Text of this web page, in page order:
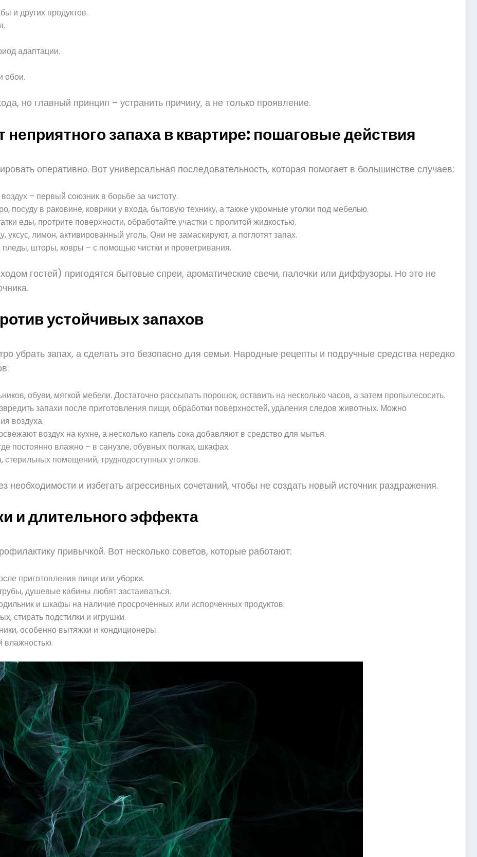
и других продуктов.
адаптации.
обои.
но главный принцип – устранить причину, а не только проявление.
неприятного запаха в квартире: пошаговые действия
оперативно. Вот универсальная последовательность, которая помогает в большинстве случаев:
– первый союзник в борьбе за чистоту.
посуду в раковине, коврики у входа, бытовую технику, а также укромные уголки под мебелью.
еды, протрите поверхности, обработайте участки с пролитой жидкостью.
лимон, активированный уголь. Они не замаскируют, а поглотят запах.
шторы, ковры – с помощью чистки и проветривания.
гостей) пригодятся бытовые спреи, ароматические свечи, палочки или диффузоры. Но это не
устойчивых запахов
убрать запах, а сделать это безопасно для семьи. Народные рецепты и подручные средства нередко
обуви, мягкой мебели. Достаточно рассыпать порошок, оставить на несколько часов, а затем пропылесосить.
запахи после приготовления пищи, обработки поверхностей, удаления следов животных. Можно
воздуха.
воздух на кухне, а несколько капель сока добавляют в средство для мытья.
постоянно влажно – в санузле, обувных полках, шкафах.
помещений, труднодоступных уголков.
и избегать агрессивных сочетаний, чтобы не создать новый источник раздражения.
и длительного эффекта
привычкой. Вот несколько советов, которые работают:
приготовления пищи или уборки.
душевые кабины любят застаиваться.
и шкафы на наличие просроченных или испорченных продуктов.
стирать подстилки и игрушки.
особенно вытяжки и кондиционеры.
влажностью.